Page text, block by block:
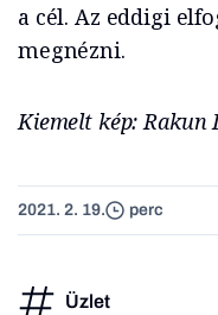
a cél. Az eddigi
megnézni.
Kiemelt kép: Rakun
2021. 2. 19. perc
Üzlet